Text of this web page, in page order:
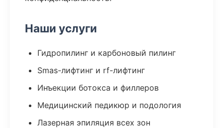
Наши услуги
Гидропилинг и карбоновый пилинг
Smas-лифтинг и rf-лифтинг
Инъекции ботокса и филлеров
Медицинский педикюр и подология
Лазерная эпиляция всех зон